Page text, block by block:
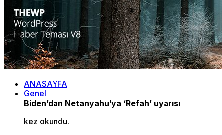
ANASAYFA
Genel
Biden’dan Netanyahu’ya ‘Refah’ uyarısı
kez okundu.